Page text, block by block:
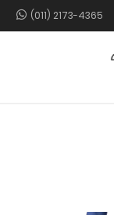
(011) 2173-4365